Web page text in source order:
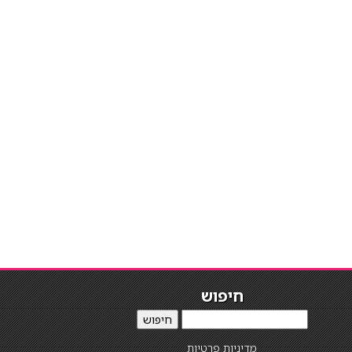
חיפוש
חיפוש
מדיניות פרטיות